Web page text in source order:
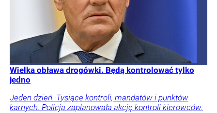
Wielka obława drogówki. Będą kontrolować tylko
jedno
Jeden dzień. Tysiące kontroli, mandatów i punktów
karnych. Policja zaplanowała akcję kontroli kierowców.